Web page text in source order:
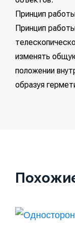
Принцип
Принцип
изменять
положении
образуя